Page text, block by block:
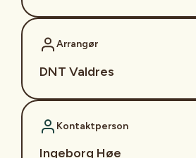
Arrangør
DNT Valdres
Kontaktperson
Ingeborg Høe